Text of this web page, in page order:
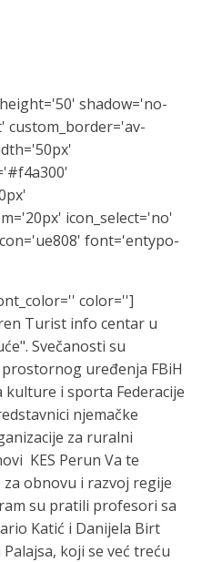
shadow='no-
icon_select='no'
font='entypo-
color='']
Turist info centar u
Svečanosti su
uređenja FBiH
kulture i sporta Federacije
njemačke
za ruralni
KES Perun Va te
za obnovu i razvoj regije
su pratili profesori sa
Katić i Danijela Birt
koji se već treću